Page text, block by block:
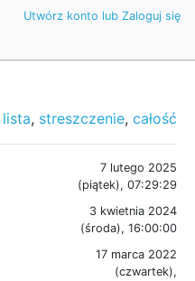
Utwórz konto lub Zaloguj się
lista, streszczenie, całość
7 lutego 2025
(piątek), 07:29:29
3 kwietnia 2024
(środa), 16:00:00
17 marca 2022
(czwartek),